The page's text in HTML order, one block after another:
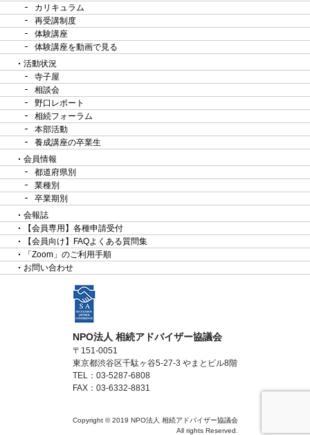
カリキュラム
再受講制度
体験講座
体験講座を動画で見る
活動状況
寺子屋
相談会
野口レポート
相続フォーラム
本部活動
養成講座の卒業生
会員情報
都道府県別
業種別
卒業期別
会報誌
【会員専用】各種申請受付
【会員向け】FAQよくある質問集
「Zoom」のご利用手順
お問い合わせ
NPO法人 相続アドバイザー協議会
〒151-0051
東京都渋谷区千駄ヶ谷5-27-3 やまとビル8階
TEL：03-5287-6808
FAX：03-6332-8831
Copyright © 2019 NPO法人 相続アドバイザー協議会
All rights Reserved.